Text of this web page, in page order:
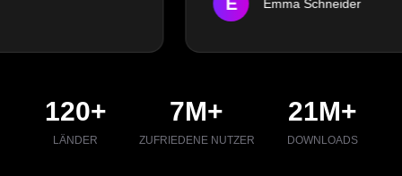
Emma Schneider
120+
LÄNDER
7M+
ZUFRIEDENE NUTZER
21M+
DOWNLOADS